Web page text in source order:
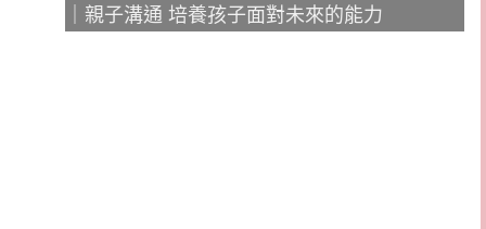
｜親子溝通 培養孩子面對未來的能力